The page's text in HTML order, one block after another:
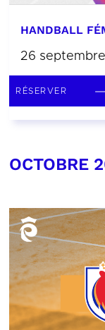
HANDBALL
26
RÉSERVER
OCTOBRE